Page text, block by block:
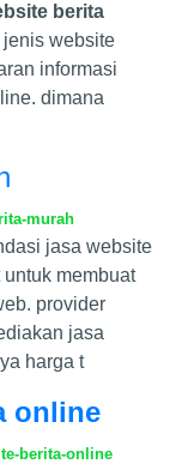
berita
website
informasi
dimana
murah
jasa website
membuat
provider
jasa
harga t
online
berita-online